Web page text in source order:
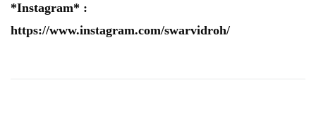
*Instagram* :
https://www.instagram.com/swarvidroh/